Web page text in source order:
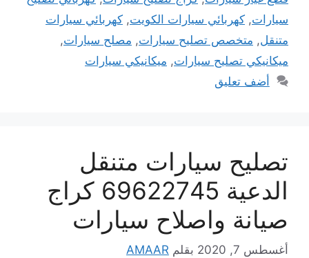
سيارات, كهربائي سيارات الكويت, كهربائي سيارات
متنقل, متخصص تصليح سيارات, مصلح سيارات,
ميكانيكي تصليح سيارات, ميكانيكي سيارات
أضف تعليق
تصليح سيارات متنقل
الدعية 69622745 كراج
صيانة واصلاح سيارات
أغسطس 7, 2020 بقلم AMAAR